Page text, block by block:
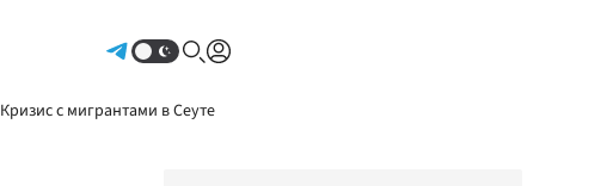
Кризис с мигрантами в Сеуте